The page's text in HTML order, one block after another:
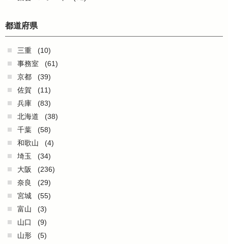
都道府県
三重
(10)
事務室
(61)
京都
(39)
佐賀
(11)
兵庫
(83)
北海道
(38)
千葉
(58)
和歌山
(4)
埼玉
(34)
大阪
(236)
奈良
(29)
宮城
(55)
富山
(3)
山口
(9)
山形
(5)